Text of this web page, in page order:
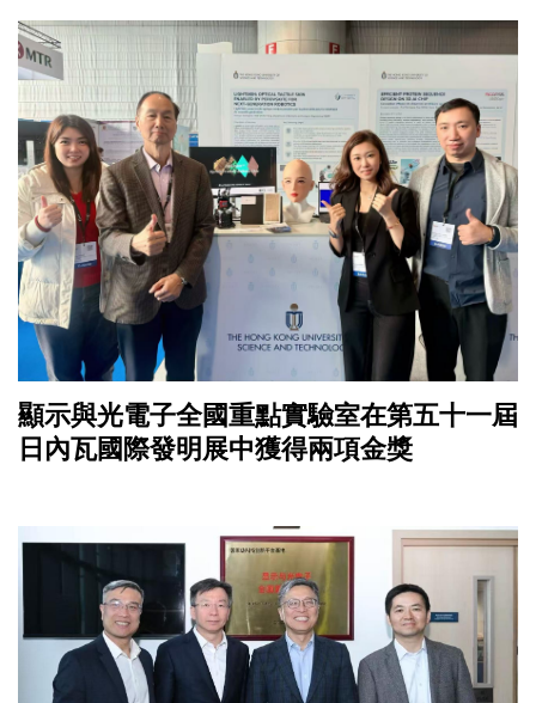
顯示與光電子全國重點實驗室在第五十一屆
日內瓦國際發明展中獲得兩項金獎